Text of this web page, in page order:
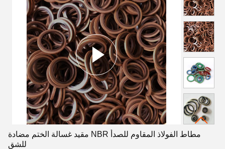
مطاط الفولاذ المقاوم للصدأ NBR مقيد غسالة الختم مضادة
للشق